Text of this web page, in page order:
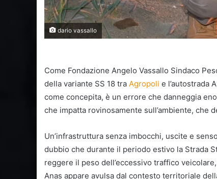
dario vassallo
Come Fondazione Angelo Vassallo Sindaco
della variante SS 18 tra Agropoli e l’autostrada
come concepita, è un errore che danneggia
che impatta rovinosamente sull’ambiente, che
Un’infrastruttura senza imbocchi, uscite e
dubbio che durante il periodo estivo la Strada
reggere il peso dell’eccessivo traffico
Anas appare avulsa dal contesto territoriale